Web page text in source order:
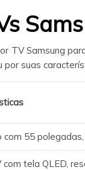
TV Samsung
por suas
com 55
com tela QLED,